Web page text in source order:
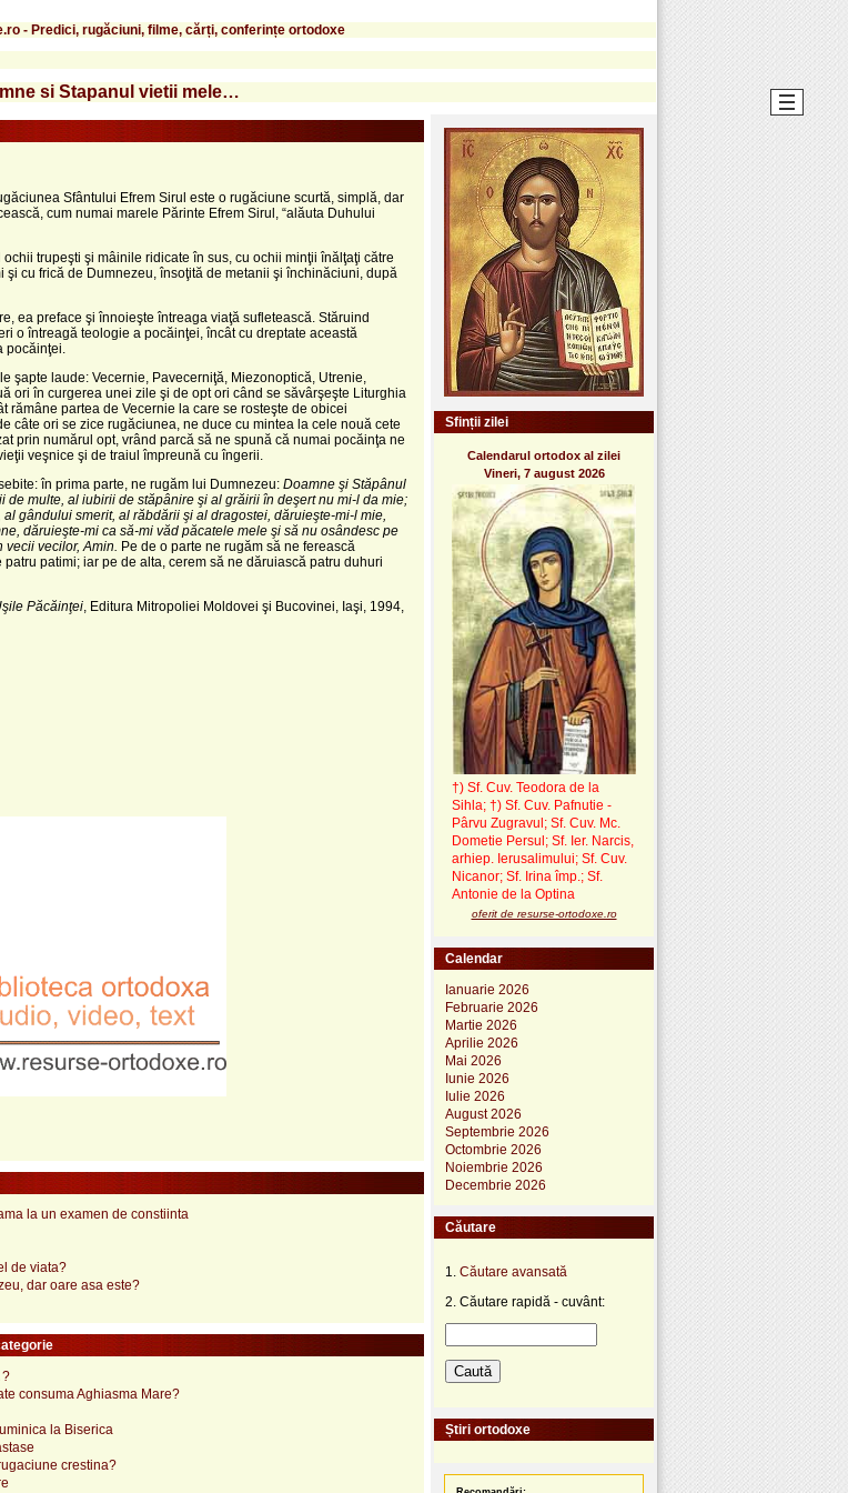
- Predici, rugăciuni, filme, cărți, conferințe ortodoxe
si Stapanul vietii mele…
Sfântului Efrem Sirul este o rugăciune scurtă, simplă, dar
cum numai marele Părinte Efrem Sirul, “alăuta Duhului
trupeşti şi mâinile ridicate în sus, cu ochii minţii înălţaţi către
şi cu frică de Dumnezeu, însoţită de metanii şi închinăciuni, după
ea preface şi înnoieşte întreaga viaţă sufletească. Stăruind
o întreagă teologie a pocăinţei, încât cu dreptate această
şapte laude: Vecernie, Pavecerniţă, Miezonoptică, Utrenie,
ori în curgerea unei zile şi de opt ori când se săvârşeşte Liturghia
rămâne partea de Vecernie la care se rosteşte de obicei
câte ori se zice rugăciunea, ne duce cu mintea la cele nouă cete
prin numărul opt, vrând parcă să ne spună că numai pocăinţa ne
veşnice şi de traiul împreună cu îngerii.
în prima parte, ne rugăm lui Dumnezeu: Doamne şi Stăpânul
de multe, al iubirii de stăpânire şi al grăirii în deşert nu mi-l da mie;
gândului smerit, al răbdării şi al dragostei, dăruieşte-mi-l mie,
dăruieşte-mi ca să-mi văd păcatele mele şi să nu osândesc pe
vecilor, Amin. Pe de o parte ne rugăm să ne ferească
patimi; iar pe de alta, cerem să ne dăruiască patru duhuri
Păcăinţei , Editura Mitropoliei Moldovei şi Bucovinei, Iaşi, 1994,
la un examen de constiinta
de viata?
dar oare asa este?
?
consuma Aghiasma Mare?
la Biserica
crestina?
Sfinții zilei
Calendarul ortodox al zilei
Vineri, 7 august 2026
†) Sf. Cuv. Teodora de la
Sihla; †) Sf. Cuv. Pafnutie -
Pârvu Zugravul ; Sf. Cuv. Mc.
Dometie Persul; Sf. Ier. Narcis,
arhiep. Ierusalimului; Sf. Cuv.
Nicanor; Sf. Irina împ.; Sf.
Antonie de la Optina
oferit de resurse-ortodoxe.ro
Calendar
Ianuarie 2026
Februarie 2026
Martie 2026
Aprilie 2026
Mai 2026
Iunie 2026
Iulie 2026
August 2026
Septembrie 2026
Octombrie 2026
Noiembrie 2026
Decembrie 2026
Căutare
1. Căutare avansată
2. Căutare rapidă - cuvânt:
Știri ortodoxe